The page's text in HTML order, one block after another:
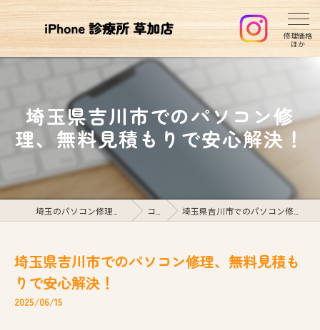
埼玉県吉川市でのパソコン修
理、無料見積もりで安心解決！
コラム 埼玉県吉川市でのパソコン修理、無料見積もりで安心解決！
埼玉県吉川市でのパソコン修理、無料見積も
りで安心解決！
2025/06/15